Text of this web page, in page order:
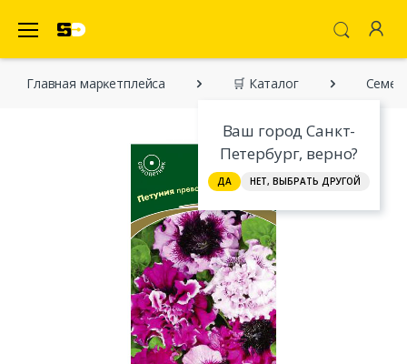
Ваш город Санкт-
Петербург, верно?
ДА НЕТ, ВЫБРАТЬ ДРУГОЙ
Главная марĸетплейса 🛒 Каталог